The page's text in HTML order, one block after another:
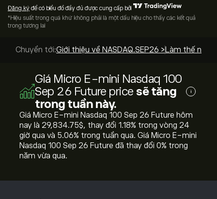
Đăng ký để có biểu đồ đầy đủ được cung cấp bởi
*Hiệu suất trong quá khứ không phải là một dấu hiệu cho thấy các kết quả
trong tương lai
Chuyển tới:Giới thiệu về NASDAQ.SEP26 > Làm thế nào
Giá Micro E-mini Nasdaq 100
Sep 26 Future price sẽ tăng
trong tuần này.
i
Giá Micro E-mini Nasdaq 100 Sep 26 Future hôm
nay là 29,834.75‎$‎, thay đổi ‎1.18‎% trong vòng 24
giờ qua và ‎5.06‎% trong tuần qua. Giá Micro E-mini
Nasdaq 100 Sep 26 Future đã thay đổi ‎0‎% trong
năm vừa qua.